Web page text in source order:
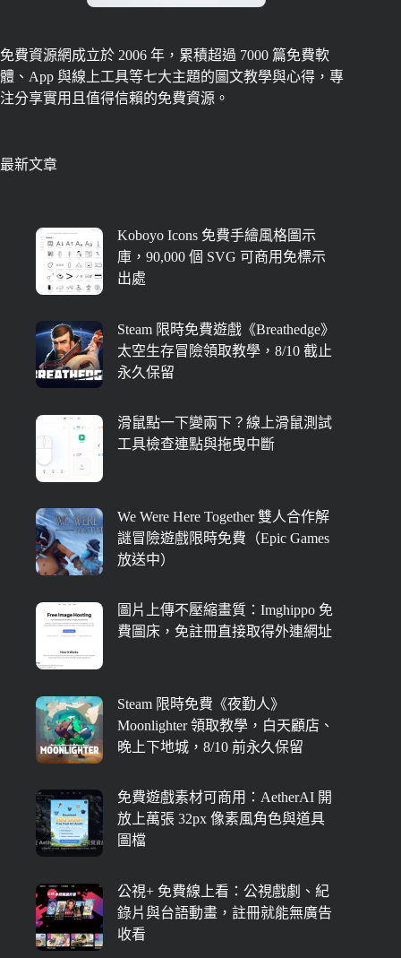
免費資源網成立於 2006 年，累積超過 7000 篇免費軟
體、App 與線上工具等七大主題的圖文教學與心得，專
注分享實用且值得信賴的免費資源。
最新文章
Koboyo Icons 免費手繪風格圖示
庫，90,000 個 SVG 可商用免標示
出處
Steam 限時免費遊戲《Breathedge》
太空生存冒險領取教學，8/10 截止
永久保留
滑鼠點一下變兩下？線上滑鼠測試
工具檢查連點與拖曳中斷
We Were Here Together 雙人合作解
謎冒險遊戲限時免費（Epic Games
放送中）
圖片上傳不壓縮畫質：Imghippo 免
費圖床，免註冊直接取得外連網址
Steam 限時免費《夜勤人》
Moonlighter 領取教學，白天顧店、
晚上下地城，8/10 前永久保留
免費遊戲素材可商用：AetherAI 開
放上萬張 32px 像素風角色與道具
圖檔
公視+ 免費線上看：公視戲劇、紀
錄片與台語動畫，註冊就能無廣告
收看